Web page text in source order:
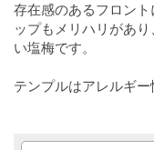
存在感のあるフロン
ップもメリハリがあ
い塩梅です。
テンプルはアレルギー